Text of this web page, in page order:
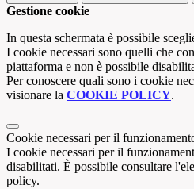
Gestione cookie
In questa schermata è possibile
I cookie necessari sono quelli che
piattaforma e non è possibile
Per conoscere quali sono i cookie
visionare la COOKIE POLICY.
Cookie necessari per il
I cookie necessari per il
disabilitati. È possibile consultare
policy.